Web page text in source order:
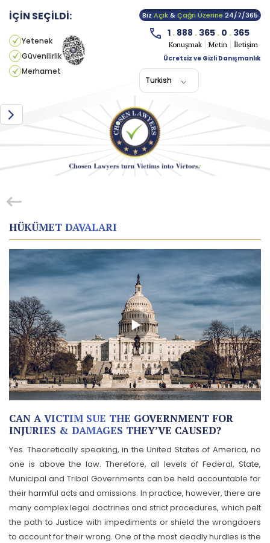
İÇİN SEÇİLDİ:
Yetenek
Güvenilirlik
Merhamet
BizAçık&Çağrı Üzerine24/7/365
1 . 888 . 365 . 0 . 365
Konuşmak Metin
İletişim
Ücretsiz ve Gizli Danışmanlık
Turkish
HÜKÜMET DAVALARI
CAN A VICTIM SUE THE GOVERNMENT FOR
INJURIES & DAMAGES THEY’VE CAUSED?
Yes. Theoretically speaking, in the United States of America, no
one is above the law. Therefore, all levels of Federal, State,
Municipal and Tribal Governments can be held accountable for
their harmful acts and omissions. In practice, however, there are
many complex legal doctrines and strict procedures, which pelt
the path to Justice with impediments or shield the wrongdoers
to account for their wrong. One of the most deadly hurdles is the